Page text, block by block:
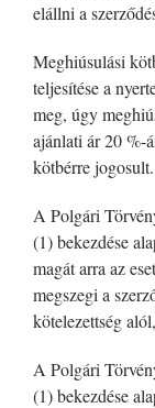
elállni a
Meghiúsulási
teljesítése a
meg, úgy
ajánlati ár 20 %-
kötbérre jogosult.
A Polgári
(1) bekezdése
magát arra az
megszegi a
kötelezettség
A Polgári
(1) bekezdése